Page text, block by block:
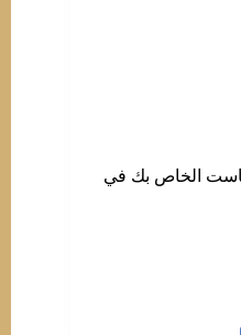
الخاص بك في